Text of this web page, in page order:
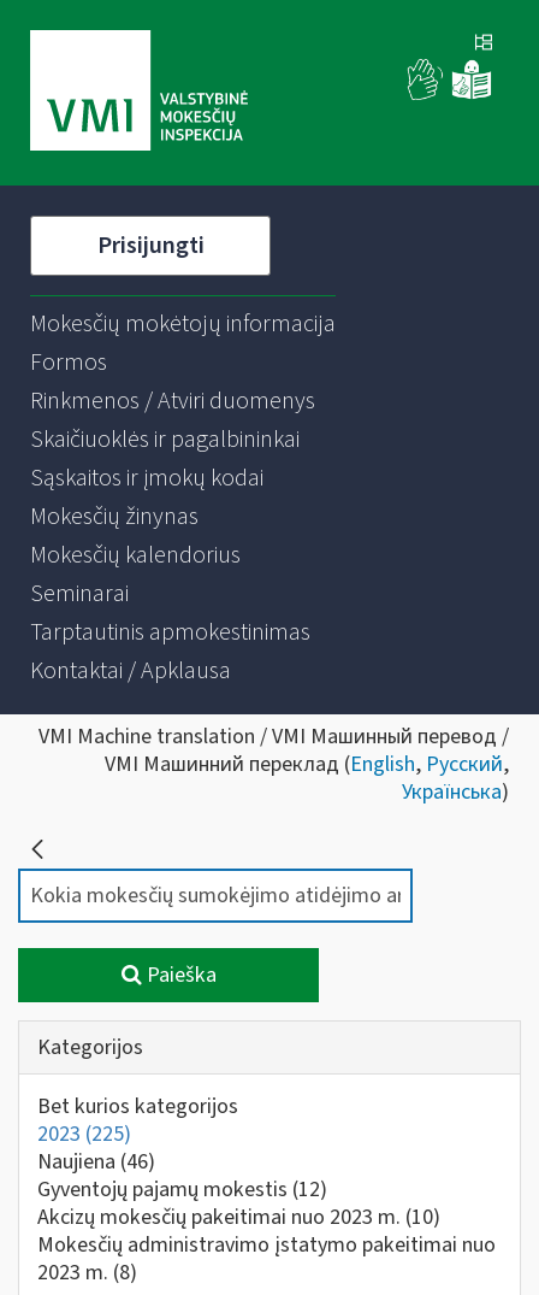
Prisijungti
Mokesčių mokėtojų informacija
Formos
Rinkmenos / Atviri duomenys
Skaičiuoklės ir pagalbininkai
Sąskaitos ir įmokų kodai
Mokesčių žinynas
Mokesčių kalendorius
Seminarai
Tarptautinis apmokestinimas
Kontaktai / Apklausa
VMI Machine translation / VMI Машинный перевод /
VMI Машинний переклад (English, Русский,
Українська)
Paieška
Kategorijos
Bet kurios kategorijos
2023 (225)
Naujiena (46)
Gyventojų pajamų mokestis (12)
Akcizų mokesčių pakeitimai nuo 2023 m. (10)
Mokesčių administravimo įstatymo pakeitimai nuo
2023 m. (8)